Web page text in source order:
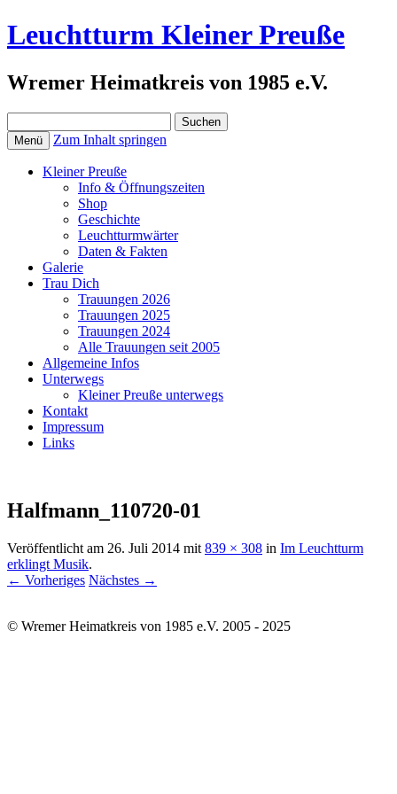
Leuchtturm Kleiner Preuße
Wremer Heimatkreis von 1985 e.V.
nach:
Menü Zum Inhalt springen
Kleiner Preuße
Info & Öffnungszeiten
Shop
Geschichte
Leuchtturmwärter
Daten & Fakten
Galerie
Trau Dich
Trauungen 2026
Trauungen 2025
Trauungen 2024
Alle Trauungen seit 2005
Allgemeine Infos
Unterwegs
Kleiner Preuße unterwegs
Kontakt
Impressum
Links
Halfmann_110720-01
Veröffentlicht am 26. Juli 2014 mit 839 × 308 in Im Leuchtturm
erklingt Musik.
← Vorheriges Nächstes →
© Wremer Heimatkreis von 1985 e.V. 2005 - 2025